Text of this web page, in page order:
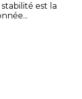
est la